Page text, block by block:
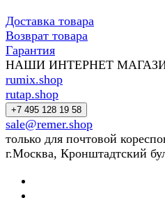
Доставка товара
Возврат товара
Гарантия
НАШИ ИНТЕРНЕТ
rumix.shop
rutap.shop
+7 495 128 19 58
sale@remer.shop
только для почтовой
г.Москва, Кронштадтский